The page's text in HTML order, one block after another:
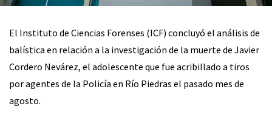
El Instituto de Ciencias Forenses (ICF) concluyó el análisis de
balística en relación a la investigación de la muerte de Javier
Cordero Nevárez, el adolescente que fue acribillado a tiros
por agentes de la Policía en Río Piedras el pasado mes de
agosto.